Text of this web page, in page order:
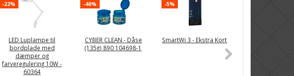
-22%
LED Luplampe til
bordplade med
dæmper og
farveregulering 10W -
60364
-40%
CYBER CLEAN - Dåse
(135g) 890 104698-1
-5%
SmartWi 3 - Ekstra Kort